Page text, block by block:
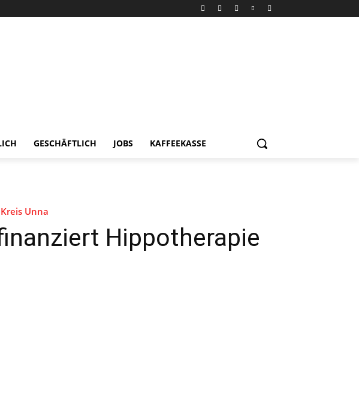
GESCHÄFTLICH JOBS KAFFEEKASSE
Kreis Unna
Hippotherapie